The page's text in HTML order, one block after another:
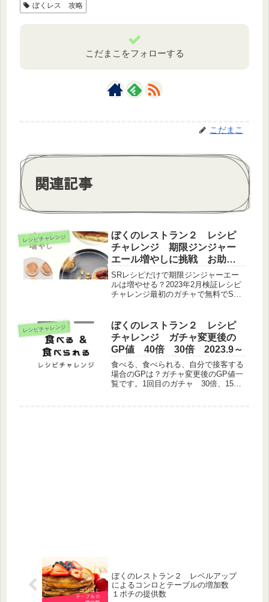
ぼくレス 攻略
こだまこをフォローする
こだまこ
関連記事
レシピチャレンジ
ぼくのレストラン２ レシピ
チャレンジ 期限ジンジャー
エール増やしに挑戦 お助け
なし＋SR２つver
SRレシピだけで期限ジンジャーエー
ルは増やせる？2023年2月検証レシピ
チャレンジ最初のガチャで無料でSR
ベルが上がらないとできないというこ
とはお仲間さんから聞いてたのです...
レシピチャレンジ
ぼくのレストラン２ レシピ
チャレンジ ガチャ変更後の
GP値 40倍 30倍 2023.9～
食べる、食べられる、自分で接客する
場合のGPは？ガチャ変更後のGP値一
覧です。1回目のガチャ 30倍、15倍
ぼくのレストラン２ レベルアップ
によるコンロとテーブルの増加数
１ポチの提供数